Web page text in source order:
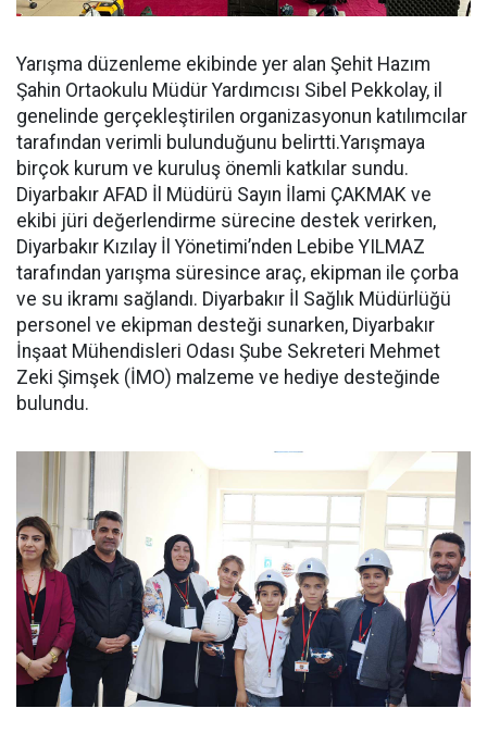
Yarışma düzenleme ekibinde yer alan Şehit Hazım
Şahin Ortaokulu Müdür Yardımcısı Sibel Pekkolay, il
genelinde gerçekleştirilen organizasyonun katılımcılar
tarafından verimli bulunduğunu belirtti.Yarışmaya
birçok kurum ve kuruluş önemli katkılar sundu.
Diyarbakır AFAD İl Müdürü Sayın İlami ÇAKMAK ve
ekibi jüri değerlendirme sürecine destek verirken,
Diyarbakır Kızılay İl Yönetimi’nden Lebibe YILMAZ
tarafından yarışma süresince araç, ekipman ile çorba
ve su ikramı sağlandı. Diyarbakır İl Sağlık Müdürlüğü
personel ve ekipman desteği sunarken, Diyarbakır
İnşaat Mühendisleri Odası Şube Sekreteri Mehmet
Zeki Şimşek (İMO) malzeme ve hediye desteğinde
bulundu.